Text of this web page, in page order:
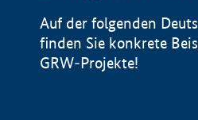
Auf der folgenden
finden Sie konkrete
GRW-Projekte!